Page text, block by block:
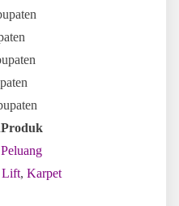
Produk
Peluang
Lift, Karpet